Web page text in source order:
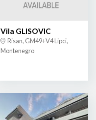
Vila GLISOVIC
Risan, GM49+V4 Lipci,
Montenegro